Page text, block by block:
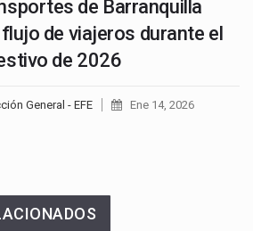
de Barranquilla
de viajeros durante el
de 2026
General - EFE Ene 14, 2026